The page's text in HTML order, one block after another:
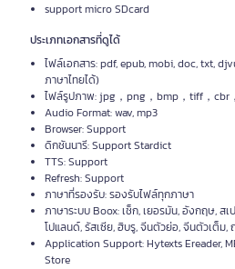
support micro SDcard
ประเภทเอกสารที่ดูได้
ไฟล์เอกสาร: pdf, epub, mobi, doc, txt,
ภาษาไทยได้)
ไฟล์รูปภาพ: jpg，png，bmp，tiff，cbr
Audio Format: wav, mp3
Browser: Support
ดิกชันนารี: Support Stardict
TTS: Support
Refresh: Support
ภาษาที่รองรับ: รองรับไฟล์ทุกภาษา
ภาษาระบบ Boox: เช็ก, เยอรมัน, อังกฤษ, ส
โปแลนด์, รัสเซีย, ฮิบรู, จีนตัวย่อ, จีนตัวเต็ม,
Application Support: Hytexts Ereader,
Store